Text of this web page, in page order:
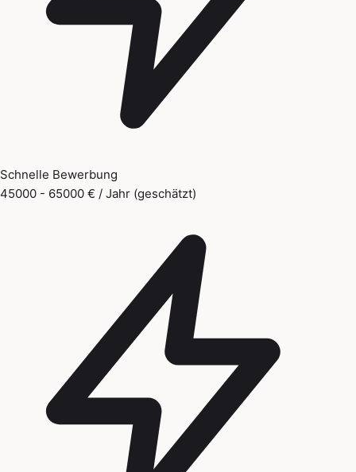
Schnelle Bewerbung
45000 - 65000 € / Jahr (geschätzt)